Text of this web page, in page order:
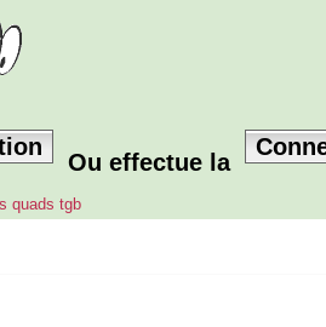
Ou effectue la
quads tgb